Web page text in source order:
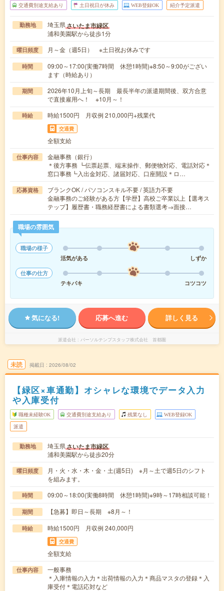
交通費別途支給あり 土日祝日が休み WEB登録OK 紹介予定派遣
勤務地 埼玉県さいたま市緑区
浦和美園駅から徒歩1分
曜日頻度 月～金（週5日） ※土日祝お休みです
時間
09:00～17:00(実働7時間 休憩1時間)※8:50～9:00がござい
ます（時給あり）
期間
2026年10月上旬～長期 最長半年の派遣期間後、双方合意
で直接雇用へ！ ※10月～！
時給 時給1500円 月収例 210,000円+残業代
交通費
全額支給
仕事内容
金融事務（銀行）
＊後方事務 ┗伝票起票、端末操作、郵便物対応、電話対応＊
窓口事務┗入出金対応、諸届対応、口座開設＊ロ…
応募資格
ブランクOK / パソコンスキル不要 / 英語力不要
金融事務のご経験がある方【学歴】高校ご卒業以上【選考ス
テップ】履歴書・職務経歴書による書類選考→面接…
職場の雰囲気
職場の様子
活気がある
しずか
仕事の仕方
テキパキ
コツコツ
気になる! 応募へ進む 詳しく見る
派遣会社 パーソルテンプスタッフ株式会社 首都圏
未読 掲載日 2026/08/02
【緑区×車通勤】オシャレな環境でデータ入力
や入庫受付
職種未経験OK 交通費別途支給あり 残業なし WEB登録OK
派遣
勤務地 埼玉県さいたま市緑区
浦和美園駅から徒歩20分
曜日頻度
月・火・水・木・金・土(週5日) ※月～土で週5日のシフト
を組みます。
時間 09:00～18:00(実働8時間 休憩1時間)※9時～17時相談可能！
期間 【急募】即日～長期 ※8月～！
時給 時給1500円 月収例 240,000円
交通費
全額支給
仕事内容
一般事務
＊入庫情報の入力＊出荷情報の入力＊商品マスタの登録＊入
庫受付＊電話応対など